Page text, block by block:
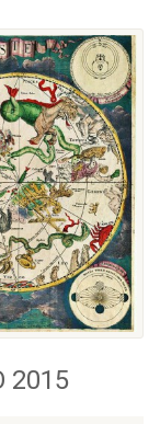
2015